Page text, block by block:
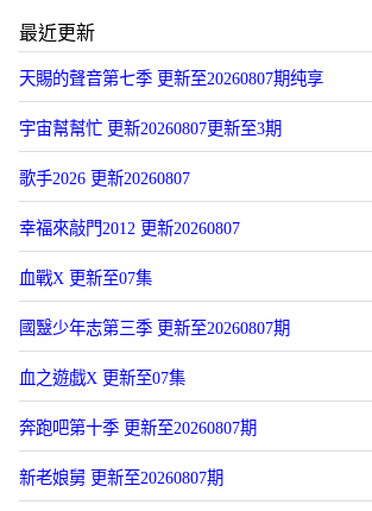
最近更新
天賜的聲音第七季 更新至20260807期纯享
宇宙幫幫忙 更新20260807更新至3期
歌手2026 更新20260807
幸福來敲門2012 更新20260807
血戰X 更新至07集
國毉少年志第三季 更新至20260807期
血之遊戯X 更新至07集
奔跑吧第十季 更新至20260807期
新老娘舅 更新至20260807期